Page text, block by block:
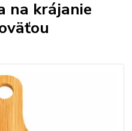
na krájanie